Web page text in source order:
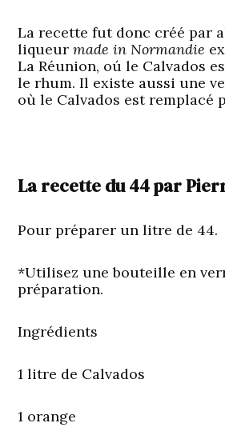
La recette fut donc créé par
liqueurmade in Normandie
La Réunion, oú le Calvados
le rhum. Il existe aussi une
où le Calvados est remplacé
La recette du 44 par
Pour préparer un litre de 44.
*Utilisez une bouteille en
préparation.
Ingrédients
1 litre de Calvados
1 orange